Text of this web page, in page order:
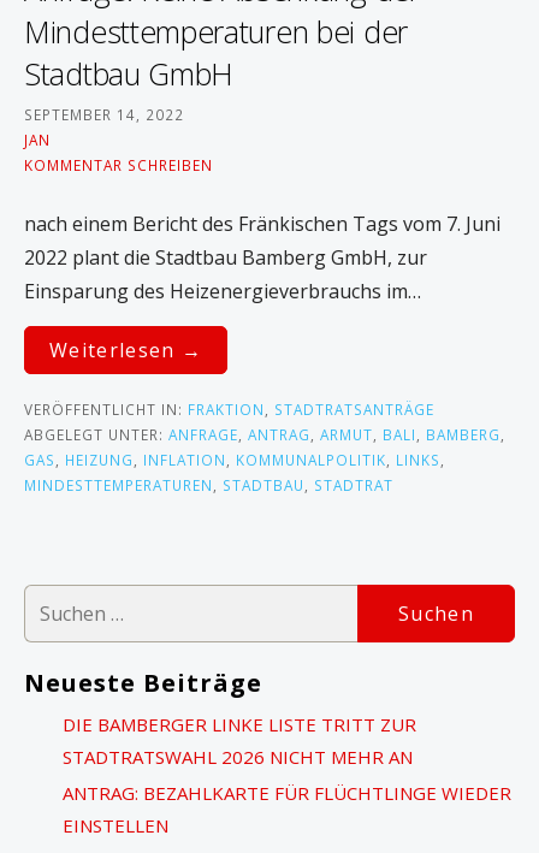
Mindesttemperaturen bei der
Stadtbau GmbH
SEPTEMBER 14, 2022
JAN
KOMMENTAR SCHREIBEN
nach einem Bericht des Fränkischen Tags vom 7. Juni
2022 plant die Stadtbau Bamberg GmbH, zur
Einsparung des Heizenergieverbrauchs im…
Weiterlesen →
VERÖFFENTLICHT IN: FRAKTION, STADTRATSANTRÄGE
ABGELEGT UNTER: ANFRAGE, ANTRAG, ARMUT, BALI, BAMBERG,
GAS, HEIZUNG, INFLATION, KOMMUNALPOLITIK, LINKS,
MINDESTTEMPERATUREN, STADTBAU, STADTRAT
u
c
Neueste Beiträge
DIE BAMBERGER LINKE LISTE TRITT ZUR
STADTRATSWAHL 2026 NICHT MEHR AN
ANTRAG: BEZAHLKARTE FÜR FLÜCHTLINGE WIEDER
EINSTELLEN